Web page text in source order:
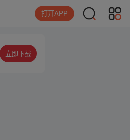
打开APP
立即下载